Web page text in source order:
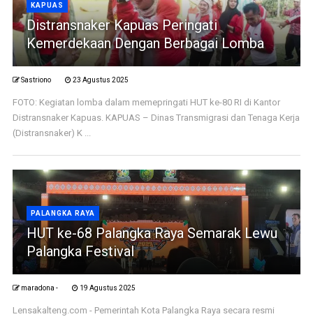
KAPUAS
Distransnaker Kapuas Peringati
Kemerdekaan Dengan Berbagai Lomba
Sastriono 23 Agustus 2025
FOTO: Kegiatan lomba dalam memepringati HUT ke-80 RI di Kantor
Distransnaker Kapuas. KAPUAS – Dinas Transmigrasi dan Tenaga Kerja
(Distransnaker) K ...
PALANGKA RAYA
HUT ke-68 Palangka Raya Semarak Lewu
Palangka Festival
maradona - 19 Agustus 2025
Lensakalteng.com - Pemerintah Kota Palangka Raya secara resmi